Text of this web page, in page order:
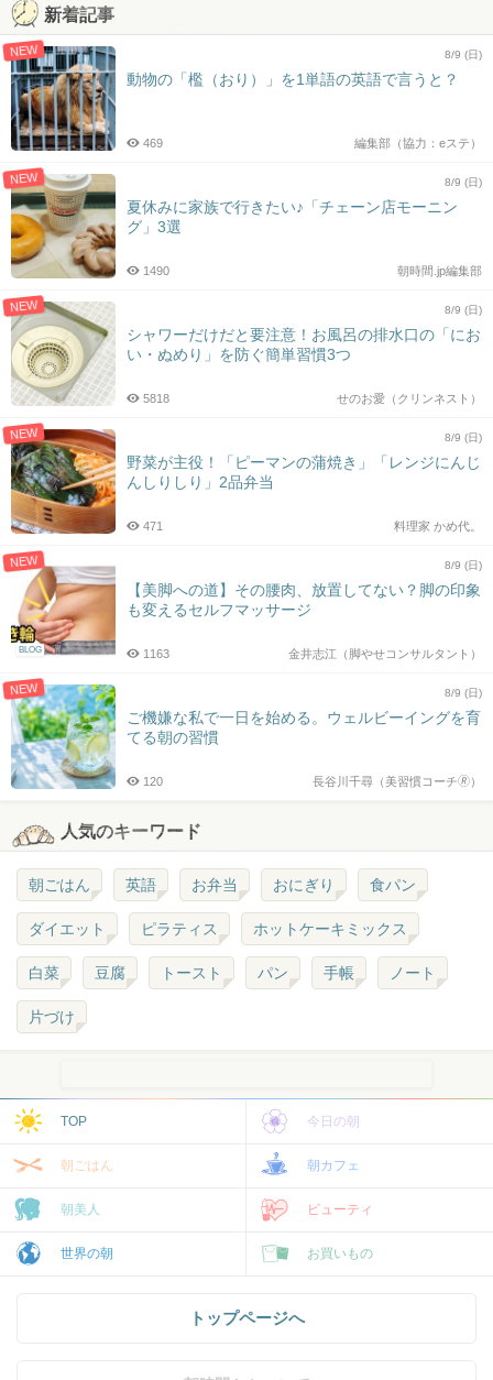
新着記事
NEW 8/9 (日)
動物の「檻（おり）」を1単語の英語で言うと？
編集部（協力：eステ）
469
NEW 8/9 (日)
夏休みに家族で行きたい♪「チェーン店モーニン
グ」3選
朝時間.jp編集部
1490
NEW 8/9 (日)
シャワーだけだと要注意！お風呂の排水口の「にお
い・ぬめり」を防ぐ簡単習慣3つ
せのお愛（クリンネスト）
5818
NEW 8/9 (日)
野菜が主役！「ピーマンの蒲焼き」「レンジにんじ
んしりしり」2品弁当
料理家 かめ代。
471
NEW
BLOG
8/9 (日)
【美脚への道】その腰肉、放置してない？脚の印象
も変えるセルフマッサージ
金井志江（脚やせコンサルタント）
1163
NEW 8/9 (日)
ご機嫌な私で一日を始める。ウェルビーイングを育
てる朝の習慣
長谷川千尋（美習慣コーチ🄬）
120
人気のキーワード
朝ごはん 英語 お弁当 おにぎり 食パン
ダイエット ピラティス ホットケーキミックス
白菜 豆腐 トースト パン 手帳 ノート
片づけ
TOP 今日の朝
朝ごはん 朝カフェ
朝美人 ビューティ
世界の朝 お買いもの
トップページへ